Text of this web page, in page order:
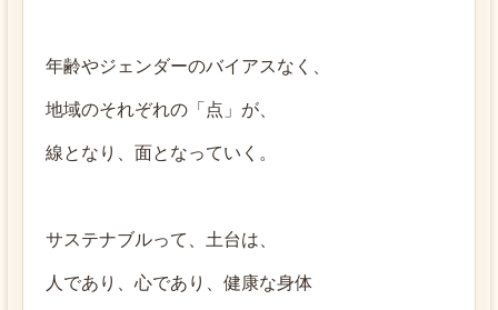
年齢やジェンダーのバイアスなく、
地域のそれぞれの「点」が、
線となり、面となっていく。
サステナブルって、土台は、
人であり、心であり、健康な身体